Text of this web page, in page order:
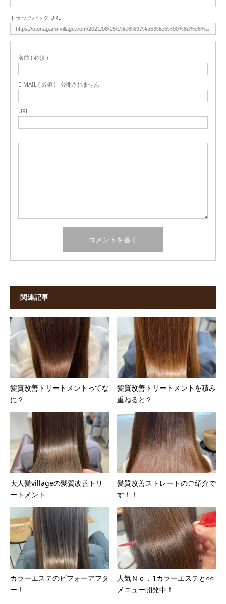
トラックバック URL
名前 ( 必須 )
E-MAIL ( 必須 ) - 公開されません -
URL
関連記事
髪質改善トリートメントってな
に？
髪質改善トリートメントを積み
重ねると？
大人髪villageの髪質改善トリ
ートメント
髪質改善ストレートのご紹介で
す！！
カラーエステのビフォーアフタ
ー！
人気Ｎｏ．1カラーエステと○○
メニュー開発中！